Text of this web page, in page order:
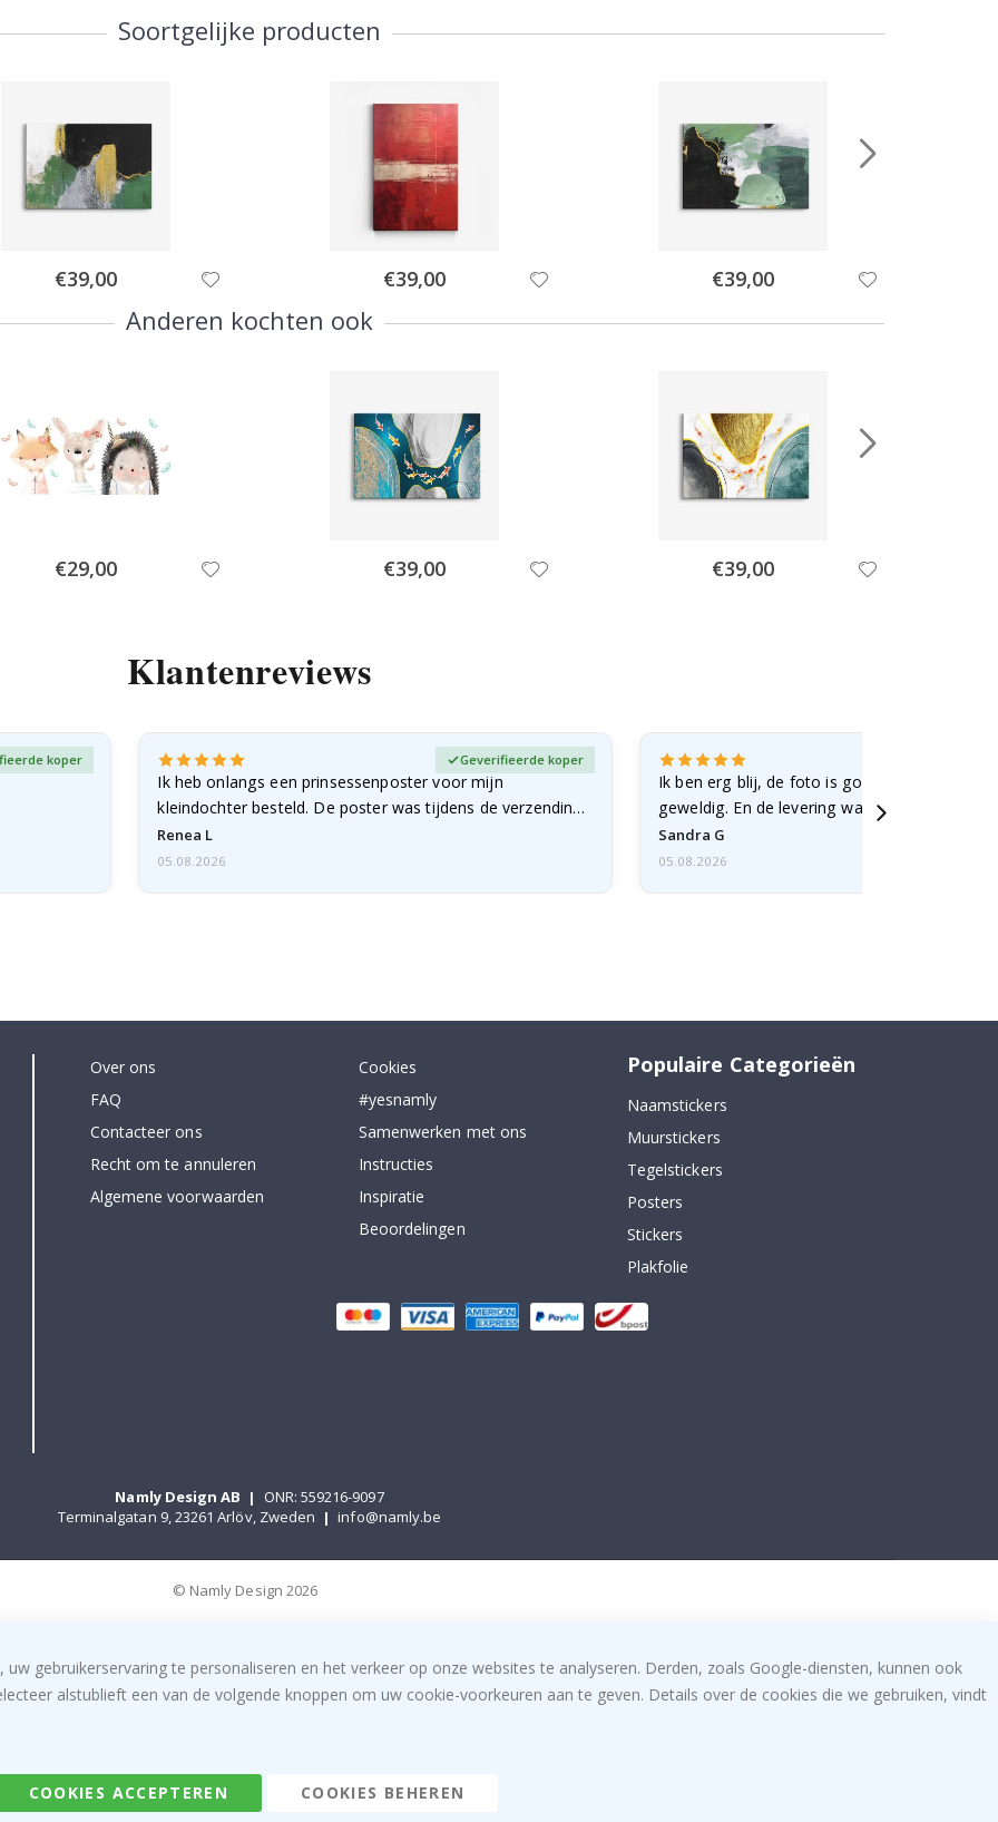
Soortgelijke producten
Special
Price
€39,00 Special
Price
€39,00 Special
Price
€39,00
Anderen kochten ook
Special
Price
€29,00 Special
Price
€39,00 Special
Price
€39,00
Klantenreviews
koper
Ik heb onlangs een prinsessenposter voor mijn
kleindochter besteld. De poster was tijdens de verzending
licht…
Renea L
Geverifieerde koper
05.08.2026
Ik ben erg blij, de foto is goed gelukt en de
geweldig. En de levering was snel.
Sandra G
05.08.2026
Over ons
FAQ
Contacteer ons
Recht om te annuleren
Algemene voorwaarden
Cookies
#yesnamly
Samenwerken met ons
Instructies
Inspiratie
Beoordelingen
Populaire Categorieën
Naamstickers
Muurstickers
Tegelstickers
Posters
Stickers
Plakfolie
Namly Design AB |
ONR: 559216-9097
Terminalgatan 9, 23261 Arlöv, Zweden | info@namly.be
© Namly Design 2026
gebruikerservaring te personaliseren en het verkeer op onze websites te analyseren. Derden, zoals Google-diensten, kunnen ook
alstublieft een van de volgende knoppen om uw cookie-voorkeuren aan te geven. Details over de cookies die we gebruiken, vindt
COOKIES ACCEPTEREN COOKIES BEHEREN